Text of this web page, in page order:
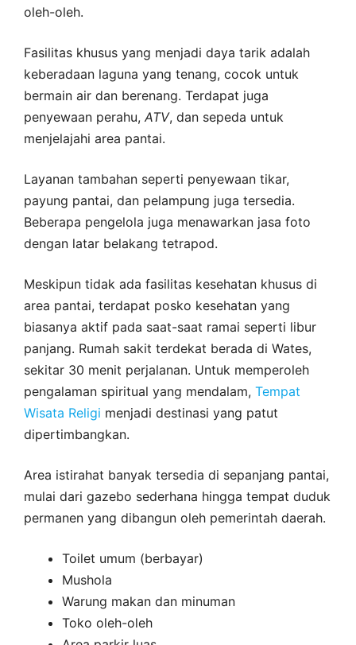
oleh-oleh.
Fasilitas khusus yang menjadi daya tarik adalah
keberadaan laguna yang tenang, cocok untuk
bermain air dan berenang. Terdapat juga
penyewaan perahu, ATV, dan sepeda untuk
menjelajahi area pantai.
Layanan tambahan seperti penyewaan tikar,
payung pantai, dan pelampung juga tersedia.
Beberapa pengelola juga menawarkan jasa foto
dengan latar belakang tetrapod.
Meskipun tidak ada fasilitas kesehatan khusus di
area pantai, terdapat posko kesehatan yang
biasanya aktif pada saat-saat ramai seperti libur
panjang. Rumah sakit terdekat berada di Wates,
sekitar 30 menit perjalanan. Untuk memperoleh
pengalaman spiritual yang mendalam, Tempat
Wisata Religi menjadi destinasi yang patut
dipertimbangkan.
Area istirahat banyak tersedia di sepanjang pantai,
mulai dari gazebo sederhana hingga tempat duduk
permanen yang dibangun oleh pemerintah daerah.
Toilet umum (berbayar)
Mushola
Warung makan dan minuman
Toko oleh-oleh